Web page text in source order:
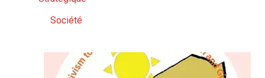
Par rapport à
Société